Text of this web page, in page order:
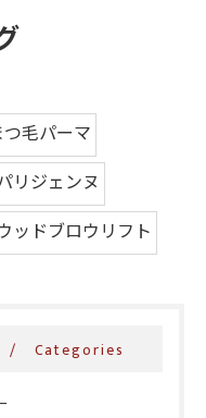
毛パーマ
リジェンヌ
ッドブロウリフト
Categories